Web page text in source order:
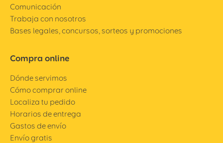
Comunicación
Trabaja con nosotros
Bases legales, concursos, sorteos y promociones
Compra online
Dónde servimos
Cómo comprar online
Localiza tu pedido
Horarios de entrega
Gastos de envío
Envío gratis